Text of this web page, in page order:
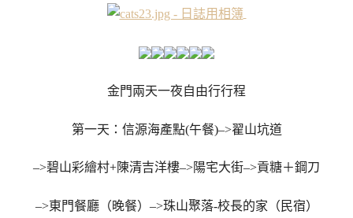
金門兩天一夜自由行行程
第一天：信源海產點(午餐)–>翟山坑道
–>碧山彩繪村+陳清吉洋樓–>陽宅大街–>貢糖＋鋼刀
–>東門餐廳（晚餐）–>珠山聚落-校長的家（民宿）